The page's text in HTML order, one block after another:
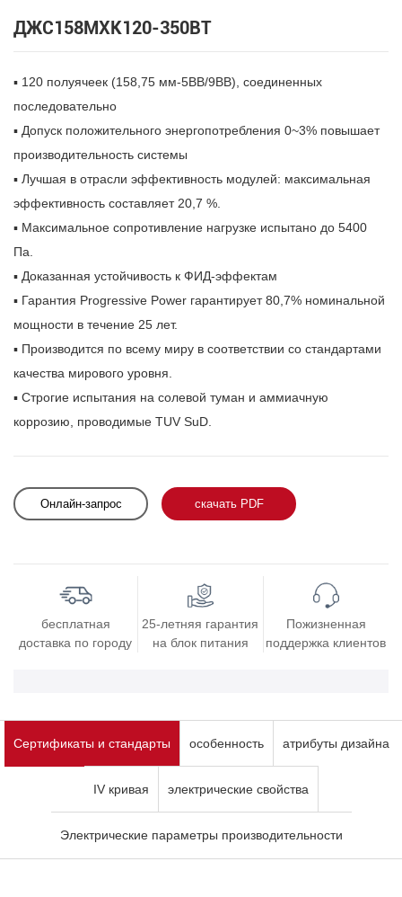
ДЖС158МХК120-350ВТ
▪ 120 полуячеек (158,75 мм-5ВВ/9ВВ), соединенных
последовательно
▪ Допуск положительного энергопотребления 0~3% повышает
производительность системы
▪ Лучшая в отрасли эффективность модулей: максимальная
эффективность составляет 20,7 %.
▪ Максимальное сопротивление нагрузке испытано до 5400
Па.
▪ Доказанная устойчивость к ФИД-эффектам
▪ Гарантия Progressive Power гарантирует 80,7% номинальной
мощности в течение 25 лет.
▪ Производится по всему миру в соответствии со стандартами
качества мирового уровня.
▪ Строгие испытания на солевой туман и аммиачную
коррозию, проводимые TUV SuD.
Онлайн-запрос скачать PDF
бесплатная
доставка по городу
25-летняя гарантия
на блок питания
Пожизненная
поддержка клиентов
Сертификаты и стандарты особенность атрибуты дизайна
IV кривая электрические свойства
Электрические параметры производительности